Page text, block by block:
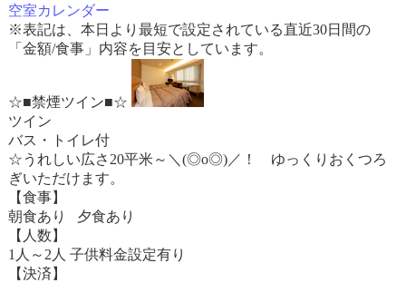
空室カレンダー
※表記は、本日より最短で設定されている直近30日間の
「金額/食事」内容を目安としています。
☆■禁煙ツイン■☆
ツイン
バス・トイレ付
☆うれしい広さ20平米～＼(◎o◎)／！ ゆっくりおくつろ
ぎいただけます。
【食事】
朝食あり 夕食あり
【人数】
1人～2人 子供料金設定有り
【決済】